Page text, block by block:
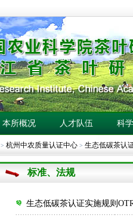
本所概况 人才队伍 科
> 杭州中农质量认证中心 > 生态低碳茶认
标准、法规
生态低碳茶认证实施规则